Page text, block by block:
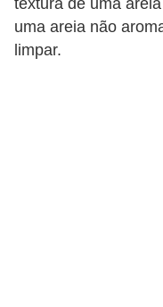
uma areia não
limpar.
o
d